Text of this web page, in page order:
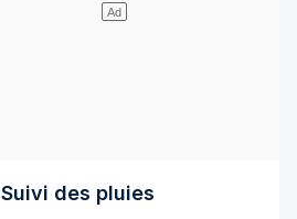
Suivi des pluies